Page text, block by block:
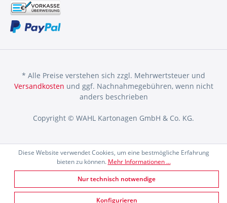
* Alle Preise verstehen sich zzgl. Mehrwertsteuer und
Versandkosten und ggf. Nachnahmegebühren, wenn nicht
anders beschrieben
Copyright © WAHL Kartonagen GmbH & Co. KG.
Diese Website verwendet Cookies, um eine bestmögliche Erfahrung
bieten zu können. Mehr Informationen ...
Nur technisch notwendige
Konfigurieren